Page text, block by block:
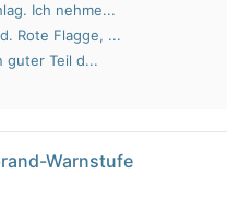
Ich nehme...
Rote Flagge, ...
guter Teil d...
Warnstufe